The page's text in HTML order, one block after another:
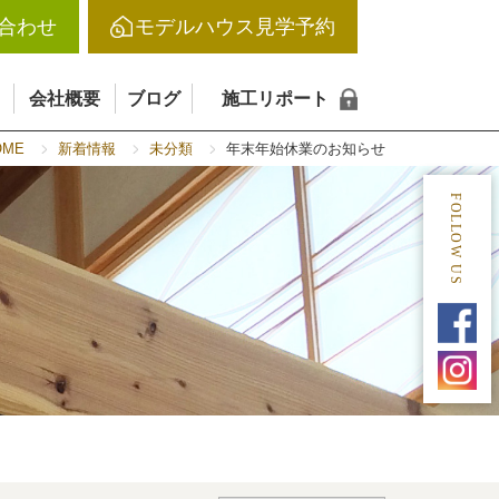
わせ モデルハウス見学予約
会社概要 ブログ 施工リポート
FOLLOW US
新着情報 未分類 年末年始休業のお知らせ